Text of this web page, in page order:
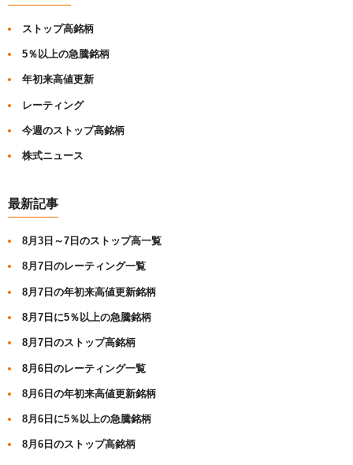
ストップ高銘柄
5％以上の急騰銘柄
年初来高値更新
レーティング
今週のストップ高銘柄
株式ニュース
最新記事
8月3日～7日のストップ高一覧
8月7日のレーティング一覧
8月7日の年初来高値更新銘柄
8月7日に5％以上の急騰銘柄
8月7日のストップ高銘柄
8月6日のレーティング一覧
8月6日の年初来高値更新銘柄
8月6日に5％以上の急騰銘柄
8月6日のストップ高銘柄